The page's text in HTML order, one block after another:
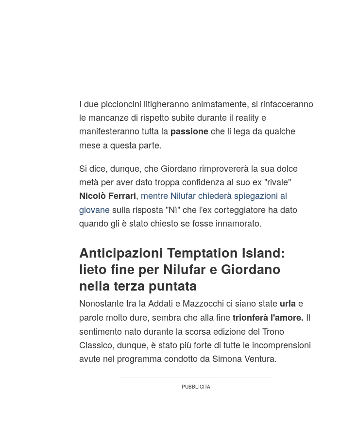
I due piccioncini litigheranno animatamente, si rinfacceranno
le mancanze di rispetto subite durante il reality e
manifesteranno tutta la passioneche li lega da qualche
mese a questa parte.
Si dice, dunque, che Giordano rimprovererà la sua dolce
metà per aver dato troppa confidenza al suo ex "rivale"
Nicolò Ferrari, mentre Nilufar chiederà spiegazioni al
giovanesulla risposta "Nì" che l'ex corteggiatore ha dato
quando gli è stato chiesto se fosse innamorato.
Anticipazioni Temptation Island:
lieto fine per Nilufar e Giordano
nella terza puntata
Nonostante tra la Addati e Mazzocchi ci siano state urla e
parole molto dure, sembra che alla finetrionferà l'amore. Il
sentimento nato durante la scorsa edizione del Trono
Classico, dunque, è stato più forte di tutte le incomprensioni
avute nel programma condotto da Simona Ventura.